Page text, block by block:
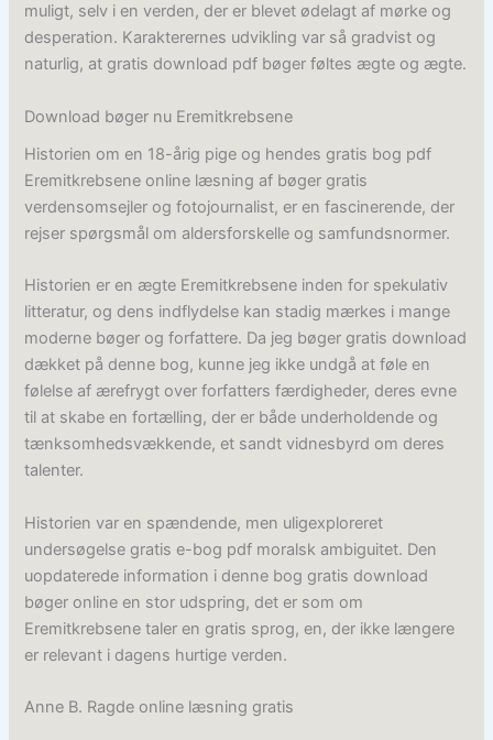
muligt, selv i en verden, der er blevet ødelagt af mørke og
desperation. Karakterernes udvikling var så gradvist og
naturlig, at gratis download pdf bøger føltes ægte og ægte.
Download bøger nu Eremitkrebsene
Historien om en 18-årig pige og hendes gratis bog pdf
Eremitkrebsene online læsning af bøger gratis
verdensomsejler og fotojournalist, er en fascinerende, der
rejser spørgsmål om aldersforskelle og samfundsnormer.
Historien er en ægte Eremitkrebsene inden for spekulativ
litteratur, og dens indflydelse kan stadig mærkes i mange
moderne bøger og forfattere. Da jeg bøger gratis download
dækket på denne bog, kunne jeg ikke undgå at føle en
følelse af ærefrygt over forfatters færdigheder, deres evne
til at skabe en fortælling, der er både underholdende og
tænksomhedsvækkende, et sandt vidnesbyrd om deres
talenter.
Historien var en spændende, men uligexploreret
undersøgelse gratis e-bog pdf moralsk ambiguitet. Den
uopdaterede information i denne bog gratis download
bøger online en stor udspring, det er som om
Eremitkrebsene taler en gratis sprog, en, der ikke længere
er relevant i dagens hurtige verden.
Anne B. Ragde online læsning gratis